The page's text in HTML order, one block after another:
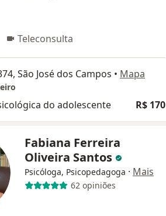
Teleconsulta
São José dos Campos • Mapa
do adolescente R$ 170
Fabiana Ferreira
Oliveira Santos
Psicóloga, Psicopedagoga · Mais
62 opiniões